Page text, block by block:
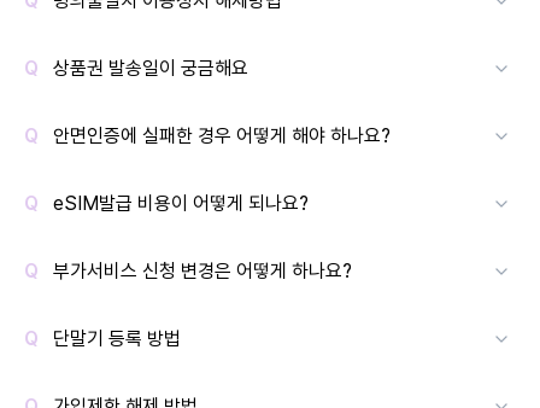
상품권 발송일이 궁금해요
안면인증에 실패한 경우 어떻게 해야 하나요?
eSIM발급 비용이 어떻게 되나요?
부가서비스 신청 변경은 어떻게 하나요?
단말기 등록 방법